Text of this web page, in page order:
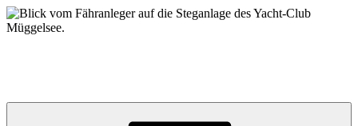
Zum
Inhalt